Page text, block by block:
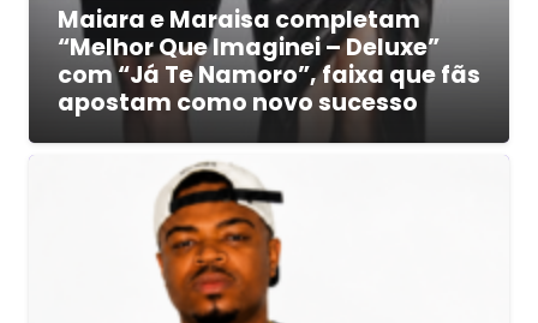
Maiara e Maraisa completam
“Melhor Que Imaginei – Deluxe”
com “Já Te Namoro”, faixa que fãs
apostam como novo sucesso